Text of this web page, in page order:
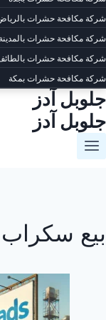
شركة مكافحة حشرات
شركة مكافحة حشرات بالمدينة
شركة مكافحة حشرات
شركة مكافحة حشرات بمكة
جلوبل آدز
جلوبل آدز
بيع